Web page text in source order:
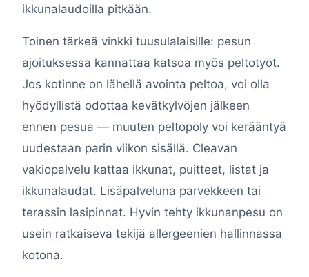
ikkunalaudoilla pitkään.
Toinen tärkeä vinkki tuusulalaisille: pesun
ajoituksessa kannattaa katsoa myös peltotyöt.
Jos kotinne on lähellä avointa peltoa, voi olla
hyödyllistä odottaa kevätkylvöjen jälkeen
ennen pesua — muuten peltopöly voi kerääntyä
uudestaan parin viikon sisällä. Cleavan
vakiopalvelu kattaa ikkunat, puitteet, listat ja
ikkunalaudat. Lisäpalveluna parvekkeen tai
terassin lasipinnat. Hyvin tehty ikkunanpesu on
usein ratkaiseva tekijä allergeenien hallinnassa
kotona.